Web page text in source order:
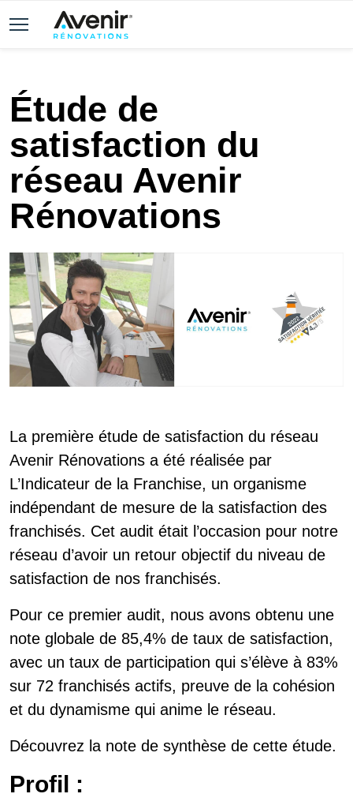
Étude de
satisfaction du
réseau Avenir
Rénovations
La première étude de satisfaction du réseau
Avenir Rénovations a été réalisée par
L’Indicateur de la Franchise, un organisme
indépendant de mesure de la satisfaction des
franchisés. Cet audit était l’occasion pour notre
réseau d’avoir un retour objectif du niveau de
satisfaction de nos franchisés.
Pour ce premier audit, nous avons obtenu une
note globale de 85,4% de taux de satisfaction,
avec un taux de participation qui s’élève à 83%
sur 72 franchisés actifs, preuve de la cohésion
et du dynamisme qui anime le réseau.
Découvrez la note de synthèse de cette étude.
Profil :